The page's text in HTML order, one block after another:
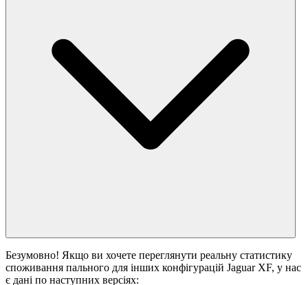
Безумовно! Якщо ви хочете переглянути реальну статистику
споживання пального для інших конфігурацій Jaguar XF, у нас
є дані по наступних версіях: